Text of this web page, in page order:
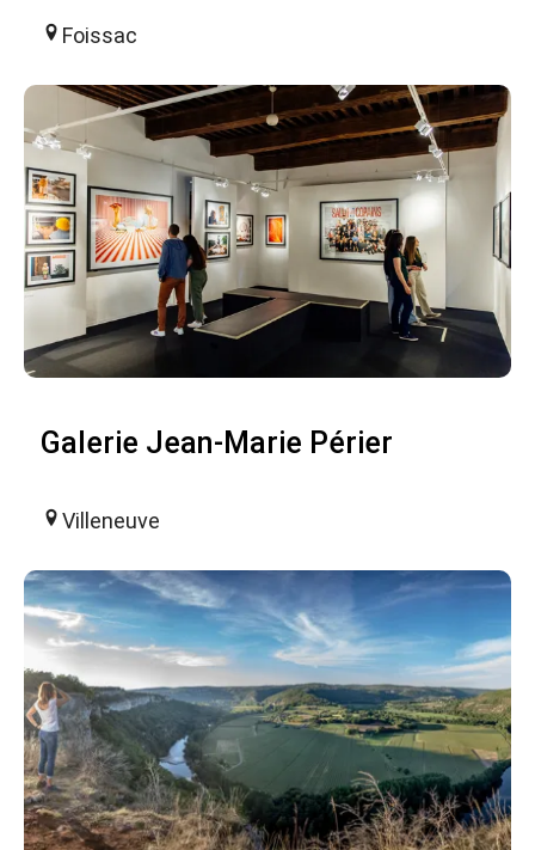
Foissac
Galerie Jean-Marie Périer
Villeneuve